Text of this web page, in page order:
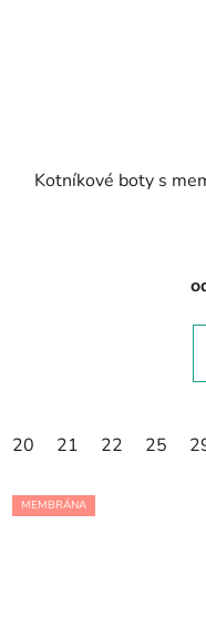
Kotníkové boty s
20 21 22 25
MEMBRÁNA